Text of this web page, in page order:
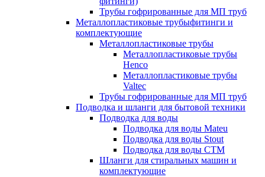
Трубы гофрированные для МП труб
Металлопластиковые трубыфитинги и
комплектующие
Металлопластиковые трубы
Металлопластиковые трубы
Henco
Металлопластиковые трубы
Valtec
Трубы гофрированные для МП труб
Подводка и шланги для бытовой техники
Подводка для воды
Подводка для воды Mateu
Подводка для воды Stout
Подводка для воды СТМ
Шланги для стиральных машин и
комплектующие